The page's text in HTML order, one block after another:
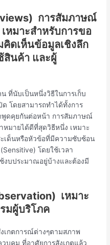
การสัมภาษณ์
หมาะสำหรับการขอ
ดเห็นข้อมูลเชิงลึก
สินค้า และผู้
ที่นับเป็นหนึ่งวิธีในการเก็บ
โดยสามารถทำได้ทั้งการ
พูดคุยกันต่อหน้า การสัมภาษณ์
หมายได้ดีที่สุดวิธีหนึ่ง เหมาะ
เด็นหรือหัวข้อที่มีความซับซ้อน
โดยใช้เวลา
งบประมาณอยู่บ้างและต้องมี
เหมาะ
มผู้บริโภค
เกตการณ์ต่างๆตามสภาพ
บคุม ที่อาศัยการสังเกตแล้ว